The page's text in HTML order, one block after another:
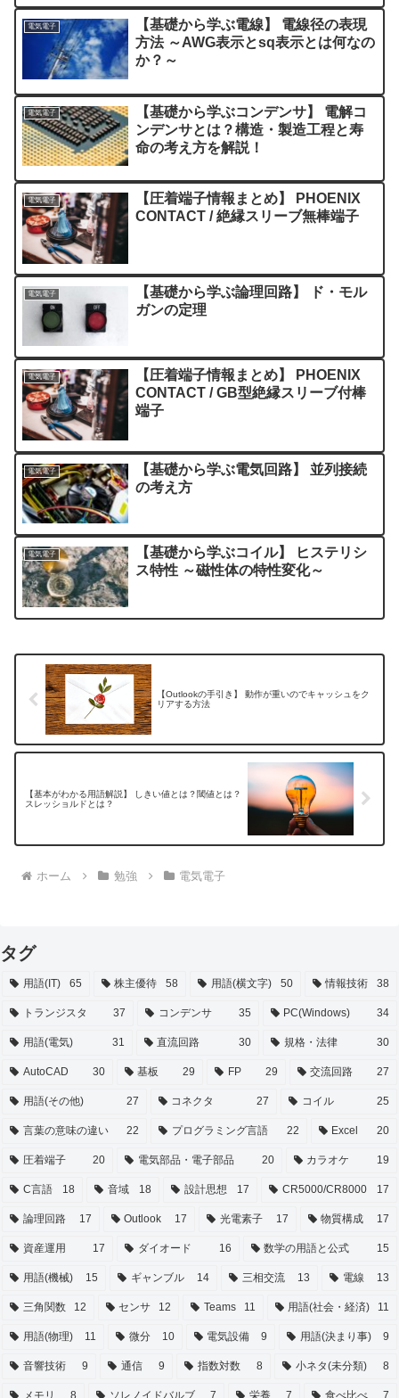
電気電子
【基礎から学ぶ電線】 電線径の表現
方法 ～AWG表示とsq表示とは何なの
か？～
電気電子
【基礎から学ぶコンデンサ】 電解コ
ンデンサとは？構造・製造工程と寿
命の考え方を解説！
電気電子
【圧着端子情報まとめ】 PHOENIX
CONTACT / 絶縁スリーブ無棒端子
電気電子
【基礎から学ぶ論理回路】 ド・モル
ガンの定理
電気電子
【圧着端子情報まとめ】 PHOENIX
CONTACT / GB型絶縁スリーブ付棒
端子
電気電子
【基礎から学ぶ電気回路】 並列接続
の考え方
電気電子
【基礎から学ぶコイル】 ヒステリシ
ス特性 ～磁性体の特性変化～
【Outlookの手引き】 動作が重いのでキャッシュをク
リアする方法
【基本がわかる用語解説】 しきい値とは？閾値とは？
スレッショルドとは？
ホーム 勉強 電気電子
タグ
用語(IT) 65 株主優待 58 用語(横文字) 50 情報技術 38
トランジスタ 37 コンデンサ 35 PC(Windows) 34
用語(電気) 31 直流回路 30 規格・法律 30
AutoCAD 30 基板 29 FP 29 交流回路 27
用語(その他) 27 コネクタ 27 コイル 25
言葉の意味の違い 22 プログラミング言語 22 Excel 20
圧着端子 20 電気部品・電子部品 20 カラオケ 19
C言語 18 音域 18 設計思想 17 CR5000/CR8000 17
論理回路 17 Outlook 17 光電素子 17 物質構成 17
資産運用 17 ダイオード 16 数学の用語と公式 15
用語(機械) 15 ギャンブル 14 三相交流 13 電線 13
三角関数 12 センサ 12 Teams 11 用語(社会・経済) 11
用語(物理) 11 微分 10 電気設備 9 用語(決まり事) 9
音響技術 9 通信 9 指数対数 8 小ネタ(未分類) 8
メモリ 8 ソレノイドバルブ 7 栄養 7 食べ比べ 7